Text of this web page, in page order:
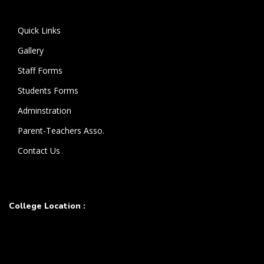
Quick Links
Gallery
Staff Forms
Students Forms
Adminstration
Parent-Teachers Asso.
Contact Us
College Location :